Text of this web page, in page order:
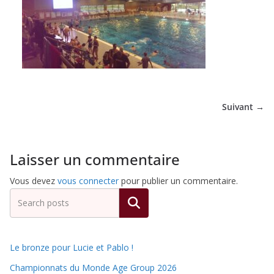
de
Hockey
Pessac
Suivant →
Laisser un commentaire
Vous devez vous connecter pour publier un commentaire.
Rechercher
Le bronze pour Lucie et Pablo !
Championnats du Monde Age Group 2026